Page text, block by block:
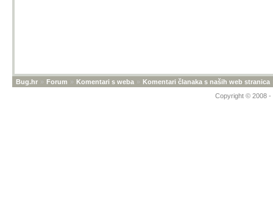
Bug.hr » Forum » Komentari s weba » Komentari članaka s naših web stranica
Copyright © 2008 -